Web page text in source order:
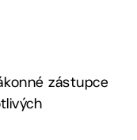
zástupce